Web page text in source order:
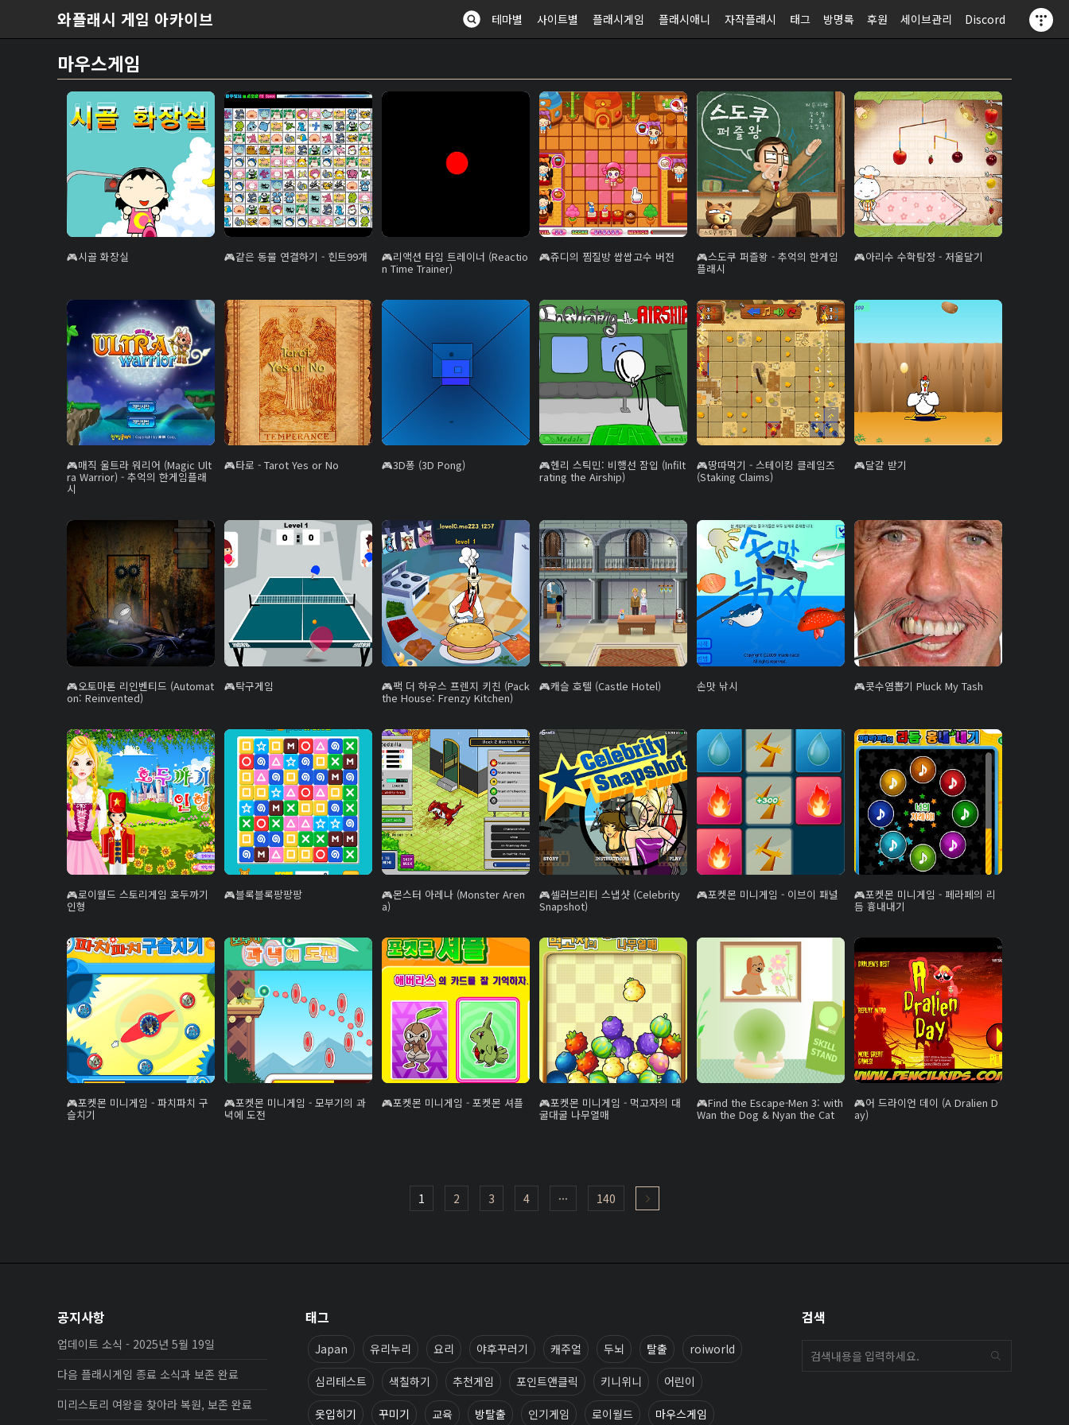
와플래시 게임 아카이브 테마별 사이트별 플래시게임 플래시애니 자작플래시 태그 방명록 후원 세이브관리 Discord
마우스게임
시골 화장실 같은 동물 연결하기 - 힌트99개 리액션 타임 트레이너 (Reactio
n Time Trainer)
쥬디의 찜질방 쌉쌉고수 버전 스도쿠 퍼즐왕 - 추억의 한게임
플래시
아리수 수학탐정 - 저울달기
매직 울트라 워리어 (Magic Ult
ra Warrior) - 추억의 한게임플래
시
타로 - Tarot Yes or No 3D퐁 (3D Pong) 헨리 스틱민: 비행선 잠입 (Infilt
rating the Airship)
땅따먹기 - 스테이킹 클레임즈
(Staking Claims)
달걀 받기
오토마톤 리인벤티드 (Automat
on: Reinvented)
탁구게임 팩 더 하우스 프렌지 키친 (Pack
the House: Frenzy Kitchen)
캐슬 호텔 (Castle Hotel) 손맛 낚시 콧수염뽑기 Pluck My Tash
로이월드 스토리게임 호두까기
인형
블록블록팡팡팡 몬스터 아레나 (Monster Aren
a)
셀러브리티 스냅샷 (Celebrity
Snapshot)
포켓몬 미니게임 - 이브이 패널 포켓몬 미니게임 - 페라페의 리
듬 흉내내기
포켓몬 미니게임 - 파치파치 구
슬치기
포켓몬 미니게임 - 모부기의 과
녁에 도전
포켓몬 미니게임 - 포켓몬 셔플 포켓몬 미니게임 - 먹고자의 대
굴대굴 나무열매
Find the Escape-Men 3: with
Wan the Dog & Nyan the Cat
어 드라이언 데이 (A Dralien D
ay)
1 2 3 4 ··· 140
공지사항
업데이트 소식 - 2025년 5월 19일
다음 플래시게임 종료 소식과 보존 완료
미리스토리 여왕을 찾아라 복원, 보존 완료
태그
Japan 유리누리 요리 야후꾸러기 캐주얼 두뇌 탈출 roiworld
심리테스트 색칠하기 추천게임 포인트앤클릭 키니위니 어린이
옷입히기 꾸미기 교육 방탈출 인기게임 로이월드 마우스게임
검색